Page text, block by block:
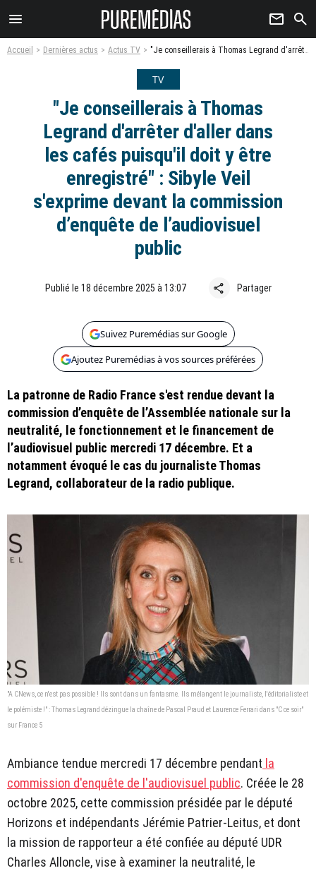
menu newsletter search
Accueil Dernières actus Actus TV "Je conseillerais à Thomas Legrand d'arrêter d'aller dans les cafés puisqu'il doit y être enregistré" : Sibyle Veil s'exprime devant la commission d’enquête de l’audiovisuel public
TV
"Je conseillerais à Thomas
Legrand d'arrêter d'aller dans
les cafés puisqu'il doit y être
enregistré" : Sibyle Veil
s'exprime devant la commission
d’enquête de l’audiovisuel
public
Publié le 18 décembre 2025 à 13:07 share Partager
Suivez Puremédias sur Google
Ajoutez Puremédias à vos sources préférées
La patronne de Radio France s'est rendue devant la
commission d’enquête de l’Assemblée nationale sur la
neutralité, le fonctionnement et le financement de
l’audiovisuel public mercredi 17 décembre. Et a
notamment évoqué le cas du journaliste Thomas
Legrand, collaborateur de la radio publique.
"A CNews, ce n'est pas possible ! Ils sont dans un fantasme. Ils mélangent le journaliste, l'éditorialiste et
le polémiste !" : Thomas Legrand dézingue la chaîne de Pascal Praud et Laurence Ferrari dans "C ce soir"
sur France 5
Ambiance tendue mercredi 17 décembre pendant la
commission d'enquête de l'audiovisuel public. Créée le 28
octobre 2025, cette commission présidée par le député
Horizons et indépendants Jérémie Patrier-Leitus, et dont
la mission de rapporteur a été confiée au député UDR
Charles Alloncle, vise à examiner la neutralité, le